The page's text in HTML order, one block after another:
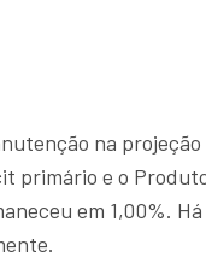
na
primário e o
em 1,00%.